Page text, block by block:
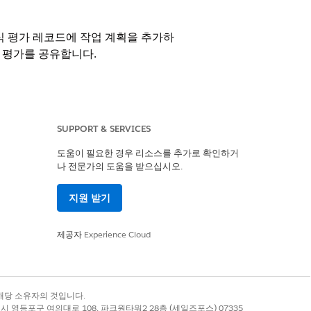
평가 레코드에 작업 계획을 추가하
가를 공유합니다.
SUPPORT & SERVICES
도움이 필요한 경우 리소스를 추가로 확인하거
나 전문가의 도움을 받으십시오.
지원 받기
제공자 Experience Cloud
소유자의 것입니다.
영등포구 여의대로 108, 파크원타워2 28층 (세일즈포스) 07335